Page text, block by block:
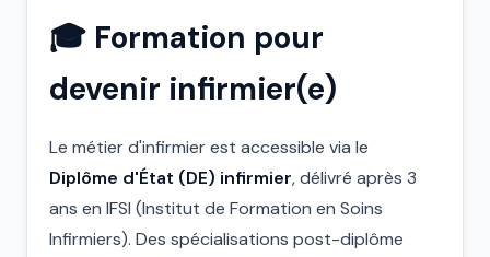
🎓 Formation pour
devenir infirmier(e)
Le métier d'infirmier est accessible via le
Diplôme d'État (DE) infirmier, délivré après 3
ans en IFSI (Institut de Formation en Soins
Infirmiers). Des spécialisations post-diplôme